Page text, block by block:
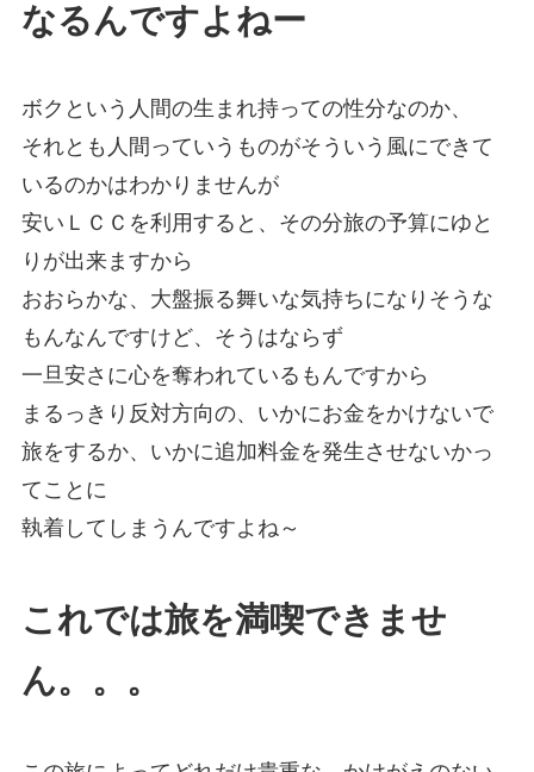
なるんですよねー
ボクという人間の生まれ持っての性分なのか、
それとも人間っていうものがそういう風にできて
いるのかはわかりませんが
安いＬＣＣを利用すると、その分旅の予算にゆと
りが出来ますから
おおらかな、大盤振る舞いな気持ちになりそうな
もんなんですけど、そうはならず
一旦安さに心を奪われているもんですから
まるっきり反対方向の、いかにお金をかけないで
旅をするか、いかに追加料金を発生させないかっ
てことに
執着してしまうんですよね～
これでは旅を満喫できませ
ん。。。